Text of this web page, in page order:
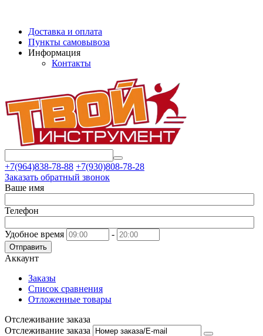
Доставка и оплата
Пункты самовывоза
Информация
Контакты
+7(964)838-78-88 +7(930)808-78-28
Заказать обратный звонок
Ваше имя
Телефон
Удобное время -
Отправить
Аккаунт
Заказы
Список сравнения
Отложенные товары
Отслеживание заказа
Отслеживание заказа